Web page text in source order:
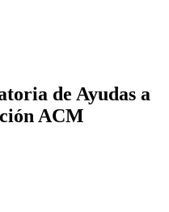
de Ayudas a
ACM